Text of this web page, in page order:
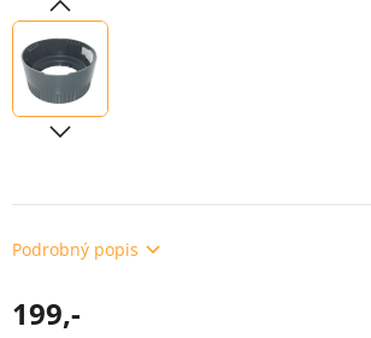
Podrobný popis
199,-